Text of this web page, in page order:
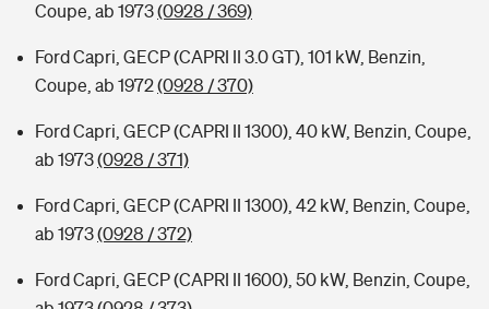
Coupe, ab 1973(0928 / 369)
Ford Capri, GECP (CAPRI II 3.0 GT), 101 kW, Benzin,
Coupe, ab 1972(0928 / 370)
Ford Capri, GECP (CAPRI II 1300), 40 kW, Benzin, Coupe,
ab 1973(0928 / 371)
Ford Capri, GECP (CAPRI II 1300), 42 kW, Benzin, Coupe,
ab 1973(0928 / 372)
Ford Capri, GECP (CAPRI II 1600), 50 kW, Benzin, Coupe,